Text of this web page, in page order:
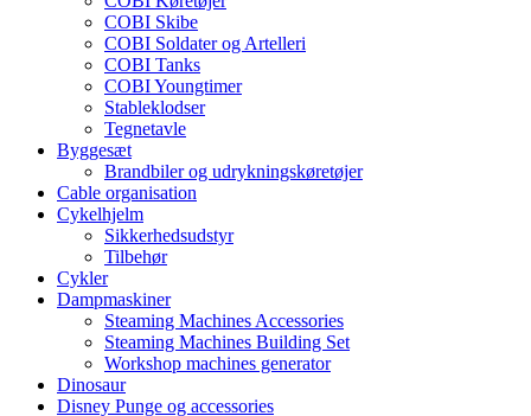
COBI Skibe
COBI Soldater og Artelleri
COBI Tanks
COBI Youngtimer
Stableklodser
Tegnetavle
Byggesæt
Brandbiler og udrykningskøretøjer
Cable organisation
Cykelhjelm
Sikkerhedsudstyr
Tilbehør
Cykler
Dampmaskiner
Steaming Machines Accessories
Steaming Machines Building Set
Workshop machines generator
Dinosaur
Disney Punge og accessories